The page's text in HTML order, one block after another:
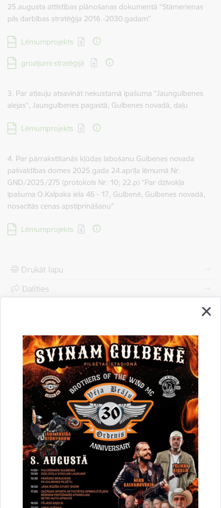
25.augusta attīstības plānošanas dokumentā “Stāmerienas
pils darbības stratēģija 2016.-2030.gadam”
Lejupielādēt:
Lēmumprojekts
Lejupielādēt:
grozījumi stratēģijā
3. Par atļauju atsavināt nekustamā īpašuma “Jaungulbenes
alejas”, Jaungulbenes pagastā, Gulbenes novadā, daļu
Lejupielādēt:
Lēmumprojekts
4. Par pārrakstīšanās kļūdas labošanu Gulbenes novada
pašvaldības domes 2025.gada 24.aprīļa lēmumā Nr.
GND/2025/275 (protokols Nr. 10; 22.p) “Par dzīvokļa
īpašuma O.Kalpaka iela 46 - 17, Gulbenē, Gulbenes novadā,
nosacītās cenas apstiprināšanu”
Lejupielādēt:
Lēmumprojekts
Drukāt lapu
Dalīties
Vai šī informācija bija noderīga?
Sniegt atsauksmi